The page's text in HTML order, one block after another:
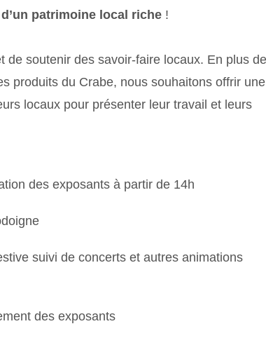
patrimoine local riche !
de soutenir des savoir-faire locaux. En plus de
produits du Crabe, nous souhaitons offrir une
locaux pour présenter leur travail et leurs
des exposants à partir de 14h
suivi de concerts et autres animations
des exposants